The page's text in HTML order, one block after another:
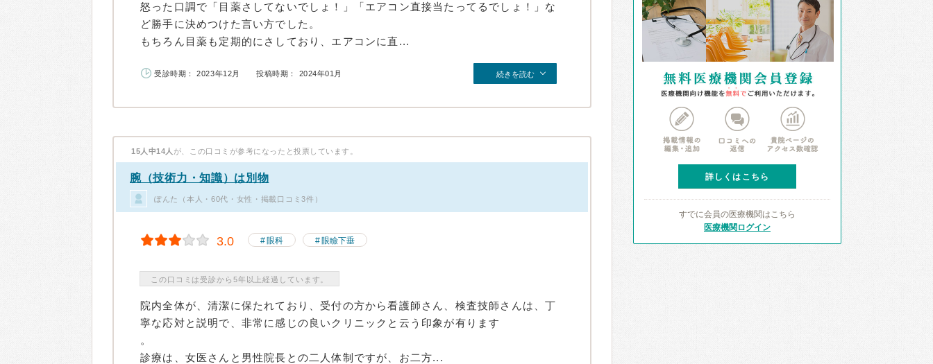
怒った口調で「目薬さしてないでしょ！」「エアコン直接当たってるでしょ！」な
ど勝手に決めつけた言い方でした。
もちろん目薬も定期的にさしており、エアコンに直...
受診時期： 2023年12月 投稿時期： 2024年01月 続きを読む
15人中14人 が、この口コミが参考になったと投票しています。
腕（技術力・知識）は別物
ぽんた（本人・60代・女性・掲載口コミ3件）
3.0 眼科 眼瞼下垂
この口コミは受診から5年以上経過しています。
院内全体が、清潔に保たれており、受付の方から看護師さん、検査技師さんは、丁
寧な応対と説明で、非常に感じの良いクリニックと云う印象が有ります
。
診療は、女医さんと男性院長との二人体制ですが、お二方...
詳しくはこちら
すでに会員の医療機関はこちら
医療機関ログイン